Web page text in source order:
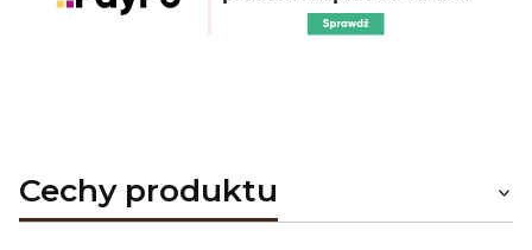
Cechy produktu